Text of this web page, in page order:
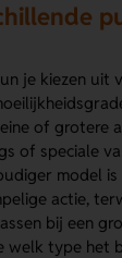
je kiezen uit
of grotere
of speciale
model
actie,
bij een
welk type het